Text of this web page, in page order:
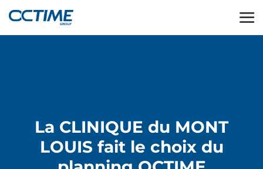
La CLINIQUE du MONT
LOUIS fait le choix du